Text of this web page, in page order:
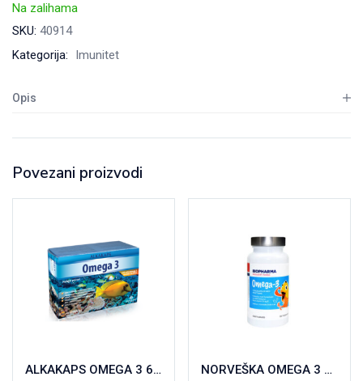
Na zalihama
SKU: 40914
Kategorija:
Imunitet
Opis
Povezani proizvodi
ALKAKAPS OMEGA 3 60 mekih želatinastih kapsula NORVEŠKA OMEGA 3 ZA DECU 120 KOMADA